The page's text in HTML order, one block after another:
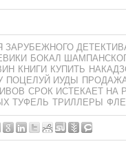
ЗАРУБЕЖНОГО
БОКАЛ
КНИГИ КУПИТЬ
ПОЦЕЛУЙ ИУДЫ
СРОК ИСТЕКАЕТ НА
ТУФЕЛЬ ТРИЛЛЕРЫ